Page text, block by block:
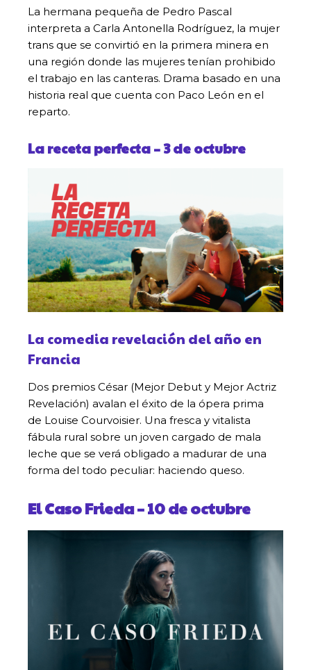
La hermana pequeña de Pedro Pascal
interpreta a Carla Antonella Rodríguez, la mujer
trans que se convirtió en la primera minera en
una región donde las mujeres tenían prohibido
el trabajo en las canteras. Drama basado en una
historia real que cuenta con Paco León en el
reparto.
La receta perfecta– 3 de octubre
La comedia revelación del año en
Francia
Dos premios César (Mejor Debut y Mejor Actriz
Revelación) avalan el éxito de la ópera prima
de Louise Courvoisier. Una fresca y vitalista
fábula rural sobre un joven cargado de mala
leche que se verá obligado a madurar de una
forma del todo peculiar: haciendo queso.
El Caso Frieda – 10 de octubre